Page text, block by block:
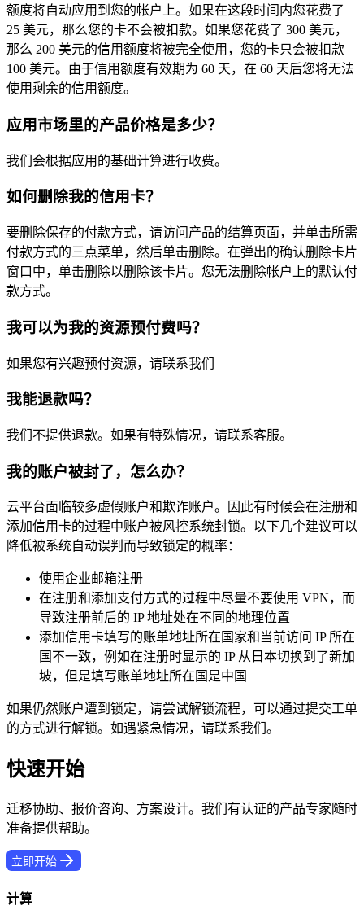
额度将自动应用到您的帐户上。如果在这段时间内您花费了
25 美元，那么您的卡不会被扣款。如果您花费了 300 美元，
那么 200 美元的信用额度将被完全使用，您的卡只会被扣款
100 美元。由于信用额度有效期为 60 天，在 60 天后您将无法
使用剩余的信用额度。
应用市场里的产品价格是多少？
我们会根据应用的基础计算进行收费。
如何删除我的信用卡？
要删除保存的付款方式，请访问产品的结算页面，并单击所需
付款方式的三点菜单，然后单击删除。在弹出的确认删除卡片
窗口中，单击删除以删除该卡片。您无法删除帐户上的默认付
款方式。
我可以为我的资源预付费吗？
如果您有兴趣预付资源，请联系我们
我能退款吗？
我们不提供退款。如果有特殊情况，请联系客服。
我的账户被封了，怎么办？
云平台面临较多虚假账户和欺诈账户。因此有时候会在注册和
添加信用卡的过程中账户被风控系统封锁。以下几个建议可以
降低被系统自动误判而导致锁定的概率：
使用企业邮箱注册
在注册和添加支付方式的过程中尽量不要使用 VPN，而
导致注册前后的 IP 地址处在不同的地理位置
添加信用卡填写的账单地址所在国家和当前访问 IP 所在
国不一致，例如在注册时显示的 IP 从日本切换到了新加
坡，但是填写账单地址所在国是中国
如果仍然账户遭到锁定，请尝试解锁流程，可以通过提交工单
的方式进行解锁。如遇紧急情况，请联系我们。
快速开始
迁移协助、报价咨询、方案设计。我们有认证的产品专家随时
准备提供帮助。
立即开始
计算